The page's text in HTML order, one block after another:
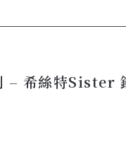
– 希絲特Sister